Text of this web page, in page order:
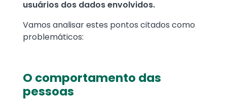
usuários dos dados envolvidos.
Vamos analisar estes pontos citados como
problemáticos:
O comportamento das
pessoas